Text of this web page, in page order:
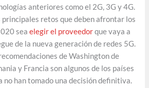
anteriores como el 2G, 3G y 4G.
principales retos que deben afrontar los
seaelegir el proveedorque vaya a
de la nueva generación de redes 5G.
de Washington de
y Francia son algunos de los países
no han tomado una decisión definitiva.